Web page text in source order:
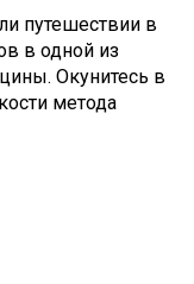
путешествии в
в одной из
Окунитесь в
метода